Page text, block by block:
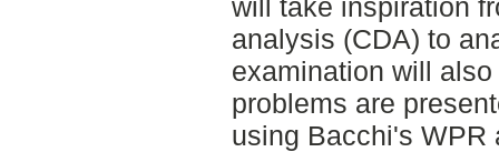
analysis (CDA) to
examination will
problems are
using Bacchi's WPR